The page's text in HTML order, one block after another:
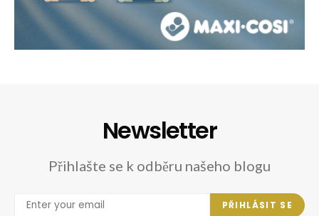
Newsletter
Přihlašte se k odběru našeho blogu
PŘIHLÁSIT SE